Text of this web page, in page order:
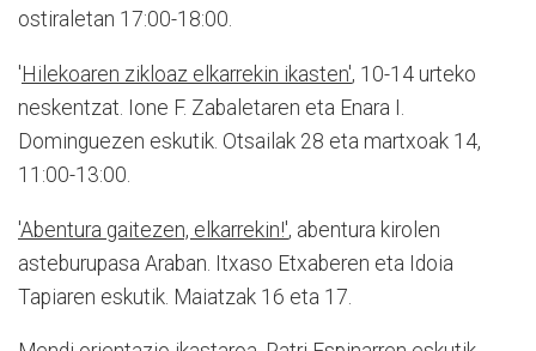
ostiraletan 17:00-18:00.
' Hilekoaren zikloaz elkarrekin ikasten', 10-14 urteko
neskentzat. Ione F. Zabaletaren eta Enara I.
Dominguezen eskutik. Otsailak 28 eta martxoak 14,
11:00-13:00.
'Abentura gaitezen, elkarrekin!', abentura kirolen
asteburupasa Araban. Itxaso Etxaberen eta Idoia
Tapiaren eskutik. Maiatzak 16 eta 17.